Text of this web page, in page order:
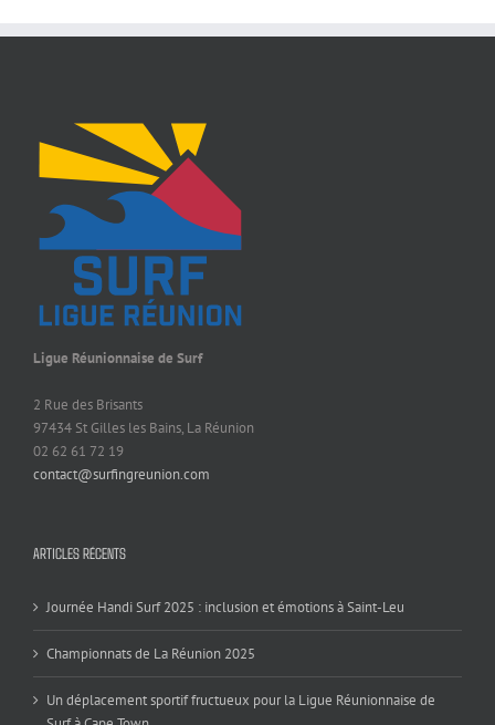
Ligue Réunionnaise de Surf
2 Rue des Brisants
97434 St Gilles les Bains, La Réunion
02 62 61 72 19
contact@surfingreunion.com
ARTICLES RÉCENTS
Journée Handi Surf 2025 : inclusion et émotions à Saint-Leu
Championnats de La Réunion 2025
Un déplacement sportif fructueux pour la Ligue Réunionnaise de